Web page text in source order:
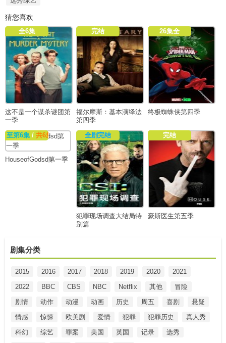
猜您喜欢
全6集
这不是一个谋杀谜团第
一季
完结
福尔摩斯：基本演绎法
第四季
26集全
终极蜘蛛侠第四季
至第6集 / 共6集
HouseofGodsd第一季
全剧完结
犯罪现场调查大结局特
别篇
完结
豪斯医生第五季
剧集分类
2015 2016 2017 2018 2019 2020
2021
2022
BBC CBS NBC Netflix 其他
冒险
剧情
动作 动漫 动画 历史 周五 喜剧
悬疑
情感
惊悚 欧美剧 爱情 犯罪 犯罪历史
真人秀
科幻
综艺 罪案 美国 英国 记录
选秀